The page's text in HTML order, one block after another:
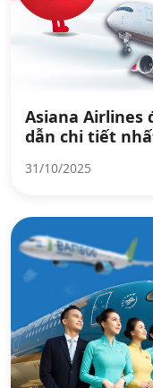
Asiana Airlines
dẫn chi tiết
31/10/2025